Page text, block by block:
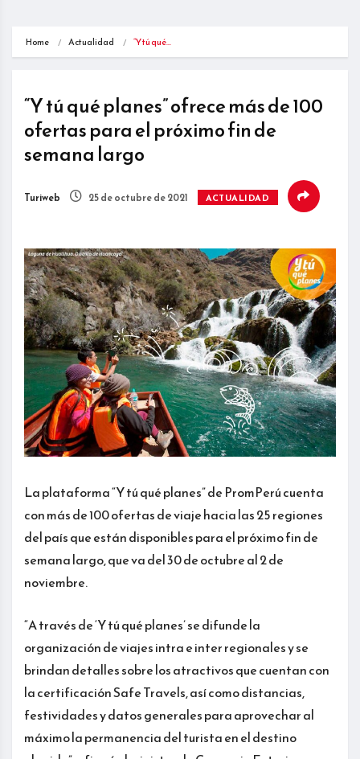
Home Actualidad “Y tú qué…
“Y tú qué planes” ofrece más de 100
ofertas para el próximo fin de
semana largo
Turiweb 25 de octubre de 2021 ACTUALIDAD
La plataforma “Y tú qué planes” de PromPerú cuenta
con más de 100 ofertas de viaje hacia las 25 regiones
del país que están disponibles para el próximo fin de
semana largo, que va del 30 de octubre al 2 de
noviembre.
“A través de ‘Y tú qué planes’ se difunde la
organización de viajes intra e inter regionales y se
brindan detalles sobre los atractivos que cuentan con
la certificación Safe Travels, así como distancias,
festividades y datos generales para aprovechar al
máximo la permanencia del turista en el destino